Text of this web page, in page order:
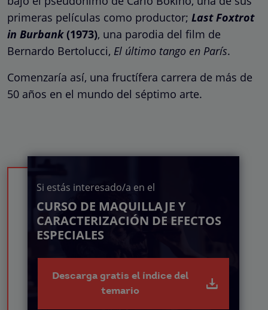
primeras películas como productor; Last Foxtrot
in Burbank(1973), una parodia del film de
Bernardo Bertolucci, El último tango en París.
Comenzaría así, una fructífera carrera de más de
50 años en el mundo del séptimo arte.
Si estás interesado/a en el
CURSO DE MAQUILLAJE Y
CARACTERIZACIÓN DE EFECTOS
ESPECIALES
Descarga gratis el índice del
temario